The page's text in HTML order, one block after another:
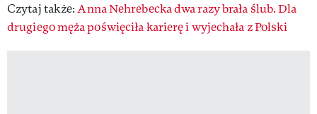
Czytaj także:Anna Nehrebecka dwa razy brała ślub. Dla
drugiego męża poświęciła karierę i wyjechała z Polski